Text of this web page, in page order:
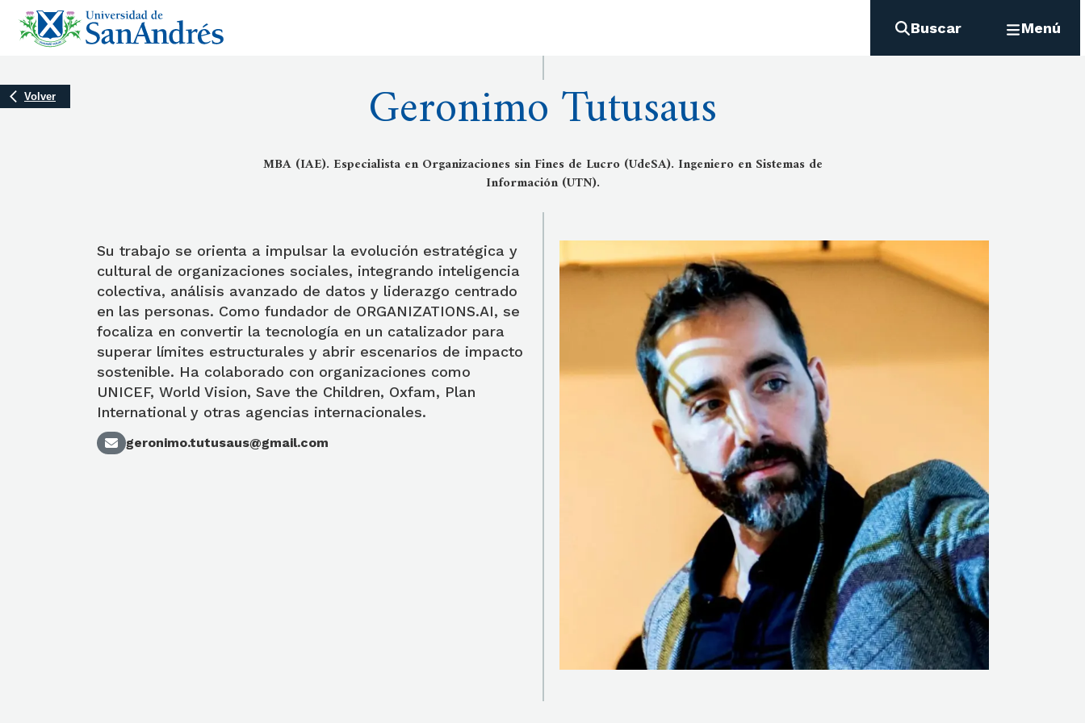
Buscar Menú
Volver Geronimo Tutusaus
MBA (IAE). Especialista en Organizaciones sin Fines de Lucro (UdeSA). Ingeniero en Sistemas de
Información (UTN).
Su trabajo se orienta a impulsar la evolución estratégica y
cultural de organizaciones sociales, integrando inteligencia
colectiva, análisis avanzado de datos y liderazgo centrado
en las personas. Como fundador de ORGANIZATIONS.AI, se
focaliza en convertir la tecnología en un catalizador para
superar límites estructurales y abrir escenarios de impacto
sostenible. Ha colaborado con organizaciones como
UNICEF, World Vision, Save the Children, Oxfam, Plan
International y otras agencias internacionales.
geronimo.tutusaus@gmail.com